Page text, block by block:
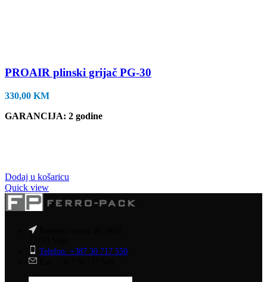
PROAIR plinski grijač PG-30
330,00 KM
GARANCIJA: 2 godine
Dodaj u košaricu
Quick view
Telefon: +387 30 717 550